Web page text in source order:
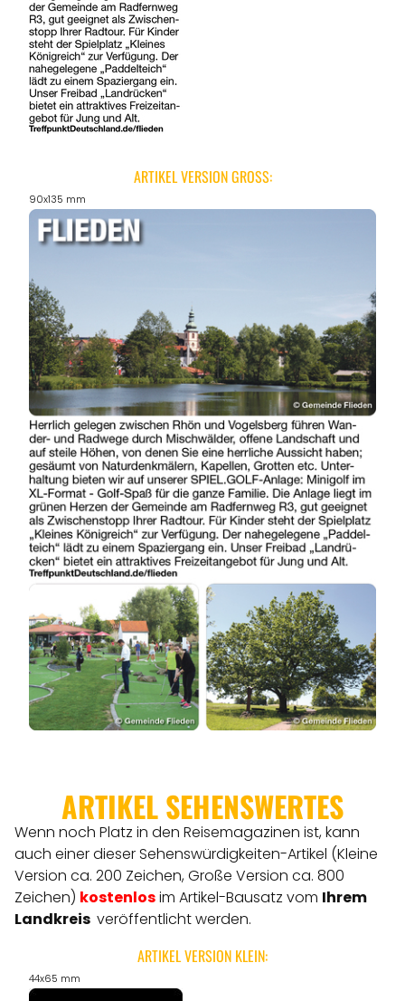
ARTIKEL VERSION GROSS:
90x135 mm
ARTIKEL SEHENSWERTES
Wenn noch Platz in den Reisemagazinen ist, kann
auch einer dieser Sehenswürdigkeiten-Artikel (Kleine
Version ca. 200 Zeichen, Große Version ca. 800
Zeichen) kostenlosim Artikel-Bausatz vom Ihrem
Landkreis veröffentlicht werden.
ARTIKEL VERSION KLEIN:
44x65 mm